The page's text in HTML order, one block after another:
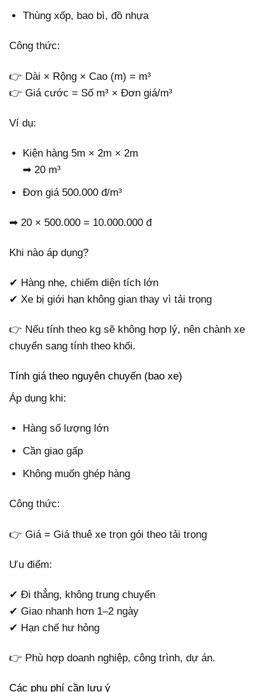
Thùng xốp, bao bì, đồ nhựa
Công thức:
👉 Dài × Rộng × Cao (m) = m³
👉 Giá cước = Số m³ × Đơn giá/m³
Ví dụ:
Kiện hàng 5m × 2m × 2m
➡ 20 m³
Đơn giá 500.000 đ/m³
➡ 20 × 500.000 = 10.000.000 đ
Khi nào áp dụng?
✔ Hàng nhẹ, chiếm diện tích lớn
✔ Xe bị giới hạn không gian thay vì tải trọng
👉 Nếu tính theo kg sẽ không hợp lý, nên chành xe
chuyển sang tính theo khối.
Tính giá theo nguyên chuyến (bao xe)
Áp dụng khi:
Hàng số lượng lớn
Cần giao gấp
Không muốn ghép hàng
Công thức:
👉 Giá = Giá thuê xe trọn gói theo tải trọng
Ưu điểm:
✔ Đi thẳng, không trung chuyển
✔ Giao nhanh hơn 1–2 ngày
✔ Hạn chế hư hỏng
👉 Phù hợp doanh nghiệp, công trình, dự án.
Các phụ phí cần lưu ý